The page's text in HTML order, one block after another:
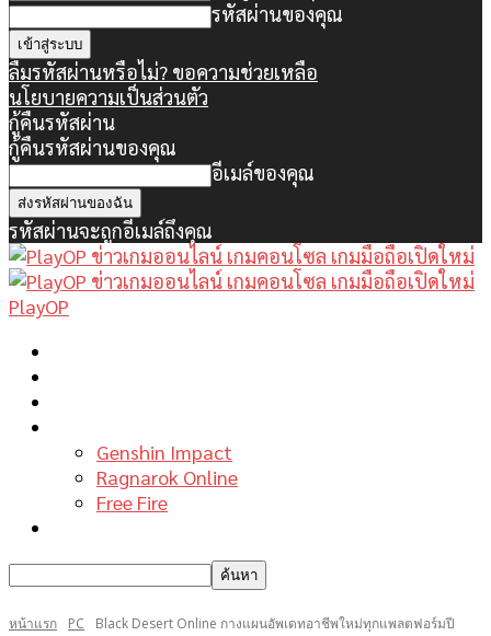
รหัสผ่านของคุณ
ลืมรหัสผ่านหรือไม่? ขอความช่วยเหลือ
นโยบายความเป็นส่วนตัว
กู้คืนรหัสผ่าน
กู้คืนรหัสผ่านของคุณ
อีเมล์ของคุณ
รหัสผ่านจะถูกอีเมล์ถึงคุณ
PlayOP
Genshin Impact
Ragnarok Online
Free Fire
หน้าแรก PC
Black Desert Online กางแผนอัพเดทอาชีพใหม่ทุกแพลตฟอร์มปี